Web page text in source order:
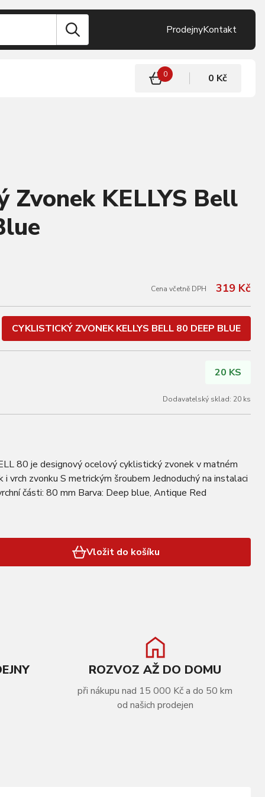
ProdejnyKontakt
0 0 Kč
Zvonek KELLYS Bell
Cena včetně DPH 319 Kč
CYKLISTICKÝ ZVONEK KELLYS BELL 80 DEEP BLUE
20 KS
Dodavatelský sklad: 20 ks
80 je designový ocelový cyklistický zvonek v matném
vrch zvonku S metrickým šroubem Jednoduchý na instalaci
části: 80 mm Barva: Deep blue, Antique Red
Vložit do košíku
ROZVOZ AŽ DO DOMU
při nákupu nad 15 000 Kč a do 50 km
od našich prodejen